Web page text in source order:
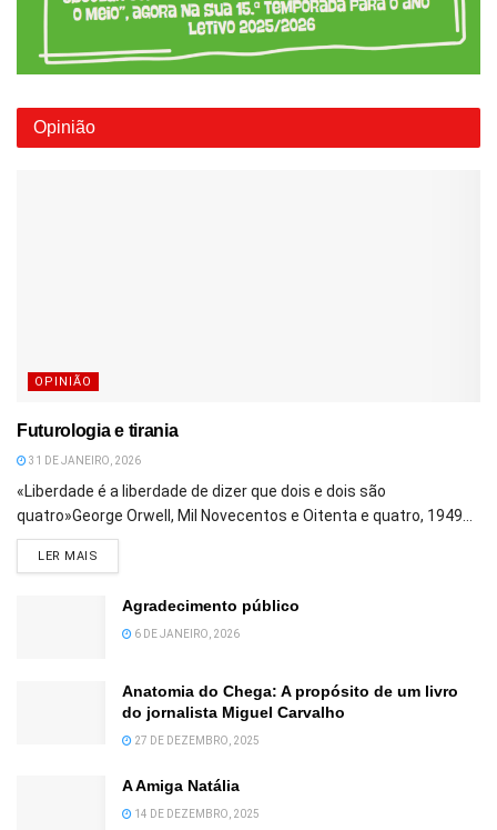
Opinião
OPINIÃO
Futurologia e tirania
31 DE JANEIRO, 2026
«Liberdade é a liberdade de dizer que dois e dois são
quatro»George Orwell, Mil Novecentos e Oitenta e quatro, 1949...
LER MAIS
Agradecimento público
6 DE JANEIRO, 2026
Anatomia do Chega: A propósito de um livro
do jornalista Miguel Carvalho
27 DE DEZEMBRO, 2025
A Amiga Natália
14 DE DEZEMBRO, 2025